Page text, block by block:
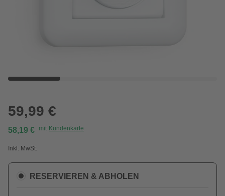
59,99 €
58,19 € mit Kundenkarte
Inkl. MwSt.
RESERVIEREN & ABHOLEN